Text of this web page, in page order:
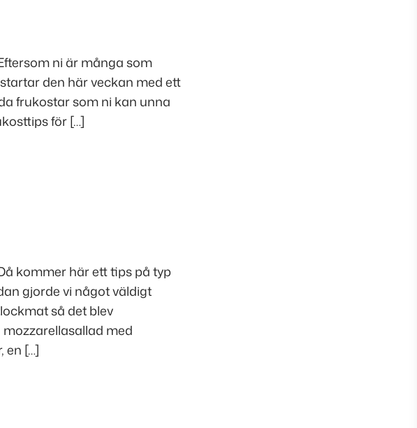
ni är många som
den här veckan med ett
frukostar som ni kan unna
för […]
kommer här ett tips på typ
gjorde vi något väldigt
så det blev
med
en […]